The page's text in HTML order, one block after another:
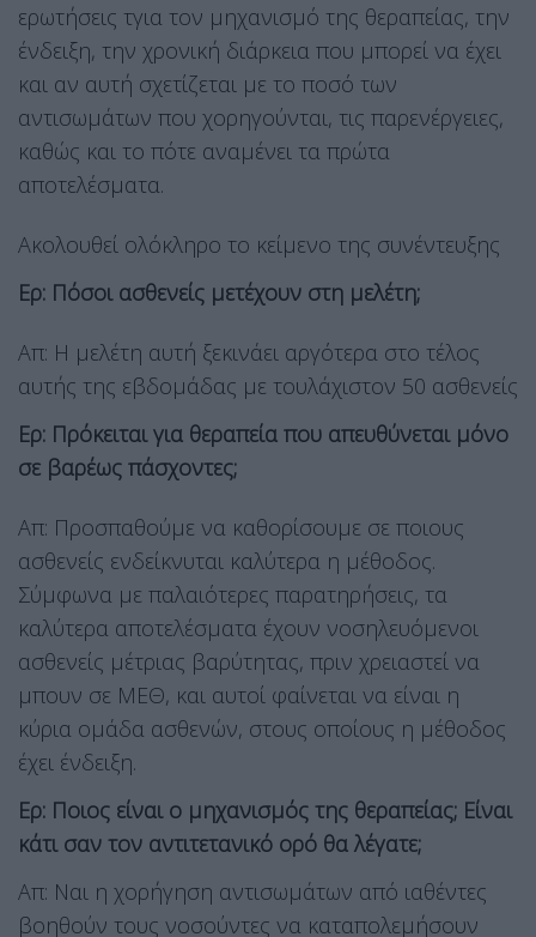
ερωτήσεις τγια τον μηχανισμό της θεραπείας, την
ένδειξη, την χρονική διάρκεια που μπορεί να έχει
και αν αυτή σχετίζεται με το ποσό των
αντισωμάτων που χορηγούνται, τις παρενέργειες,
καθώς και το πότε αναμένει τα πρώτα
αποτελέσματα.
Ακολουθεί ολόκληρο το κείμενο της συνέντευξης
Ερ: Πόσοι ασθενείς μετέχουν στη μελέτη;
Απ: Η μελέτη αυτή ξεκινάει αργότερα στο τέλος
αυτής της εβδομάδας με τουλάχιστον 50 ασθενείς
Ερ: Πρόκειται για θεραπεία που απευθύνεται μόνο
σε βαρέως πάσχοντες;
Απ: Προσπαθούμε να καθορίσουμε σε ποιους
ασθενείς ενδείκνυται καλύτερα η μέθοδος.
Σύμφωνα με παλαιότερες παρατηρήσεις, τα
καλύτερα αποτελέσματα έχουν νοσηλευόμενοι
ασθενείς μέτριας βαρύτητας, πριν χρειαστεί να
μπουν σε ΜΕΘ, και αυτοί φαίνεται να είναι η
κύρια ομάδα ασθενών, στους οποίους η μέθοδος
έχει ένδειξη.
Ερ: Ποιος είναι ο μηχανισμός της θεραπείας; Είναι
κάτι σαν τον αντιτετανικό ορό θα λέγατε;
Απ: Ναι η χορήγηση αντισωμάτων από ιαθέντες
βοηθούν τους νοσούντες να καταπολεμήσουν